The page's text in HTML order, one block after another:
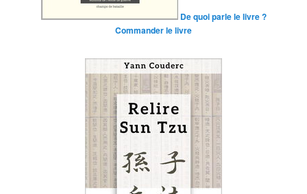
De quoi parle le livre ?
Commander le livre